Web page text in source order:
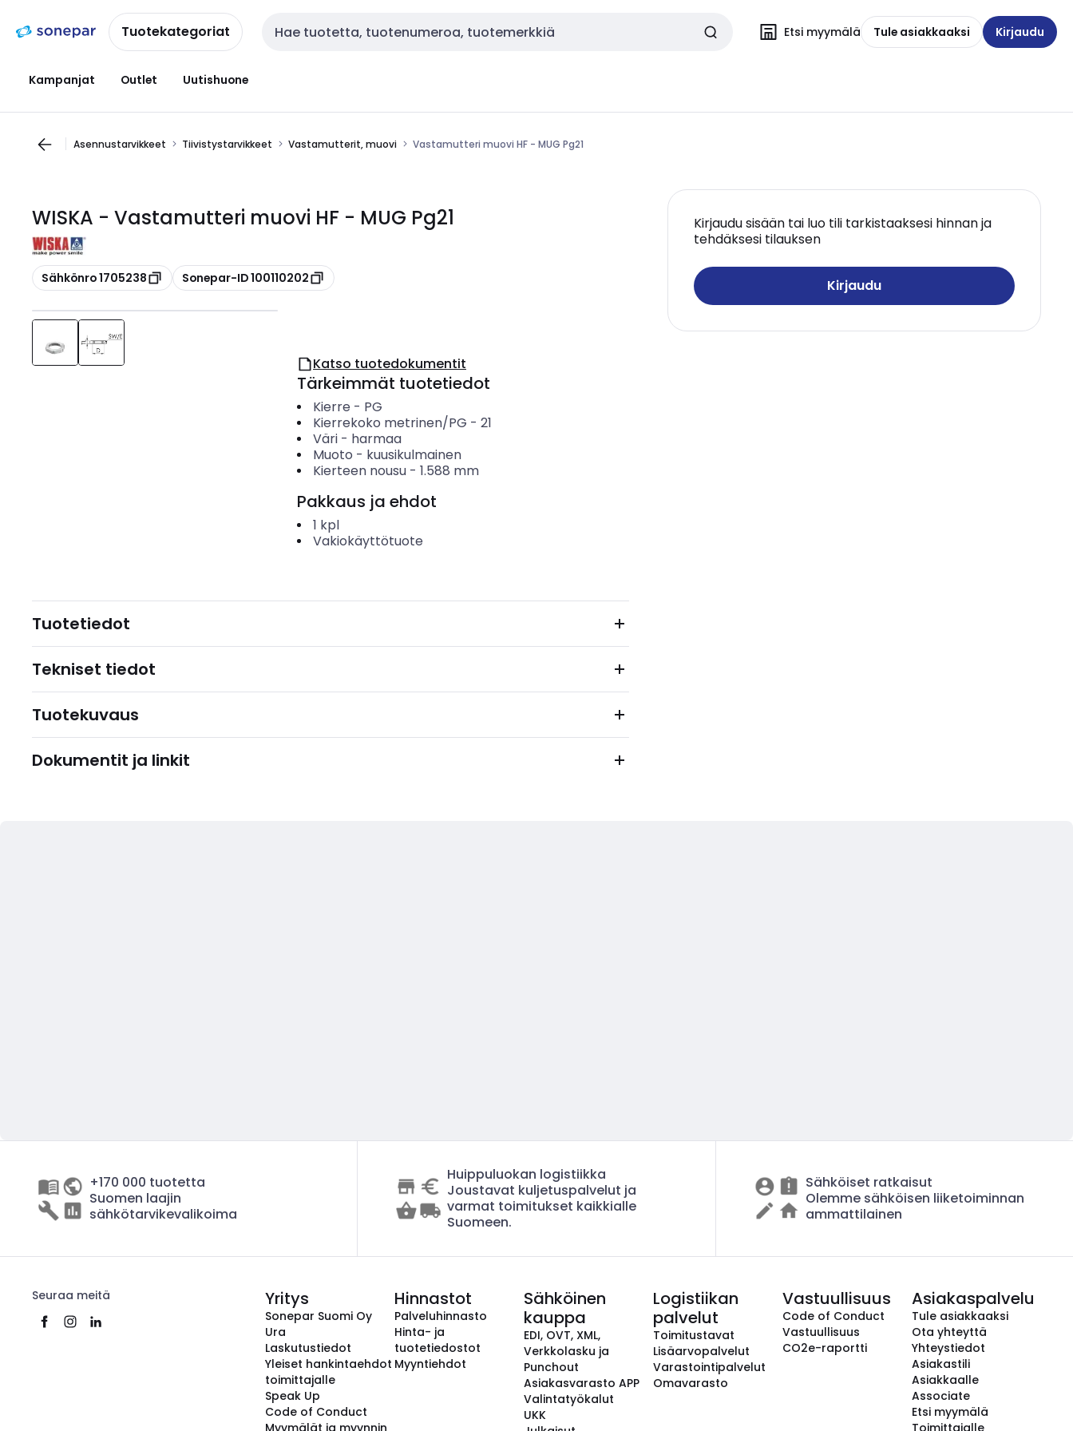
navigointiinsisältöönTuotekategoriat Haku Etsi myymälä Tule asiakkaaksi Kirjaudu
Kampanjat Outlet Uutishuone
Asennustarvikkeet Tiivistystarvikkeet Vastamutterit, muovi Vastamutteri muovi HF - MUG Pg21
WISKA - Vastamutteri muovi HF - MUG Pg21
Kopioi
Sähkönro 1705238 Kopioi
Sonepar-ID 100110202
Kirjaudu sisään tai luo tili tarkistaaksesi hinnan ja
tehdäksesi tilauksen
Kirjaudu
Katso tuotedokumentit
Tärkeimmät tuotetiedot
Kierre - PG
Kierrekoko metrinen/PG - 21
Väri- harmaa
Muoto - kuusikulmainen
Kierteen nousu- 1.588 mm
Pakkaus ja ehdot
1 kpl
Vakiokäyttötuote
Tuotetiedot
Tekniset tiedot
Tuotekuvaus
Dokumentit ja linkit
+170 000 tuotetta
Suomen laajin
sähkötarvikevalikoima
Huippuluokan logistiikka
Joustavat kuljetuspalvelut ja
varmat toimitukset kaikkialle
Suomeen.
Sähköiset ratkaisut
Olemme sähköisen liiketoiminnan
ammattilainen
Seuraa meitä Yritys
Sonepar Suomi Oy
Ura
Laskutustiedot
Yleiset hankintaehdot
toimittajalle
Speak Up
Code of Conduct
Myymälät ja myynnin
Hinnastot
Palveluhinnasto
Hinta- ja
tuotetiedostot
Myyntiehdot
Sähköinen
kauppa
EDI, OVT, XML,
Verkkolasku ja
Punchout
Asiakasvarasto APP
Valintatyökalut
UKK
Logistiikan
palvelut
Toimitustavat
Lisäarvopalvelut
Varastointipalvelut
Omavarasto
Vastuullisuus
Code of Conduct
Vastuullisuus
CO2e-raportti
Asiakaspalvelu
Tule asiakkaaksi
Ota yhteyttä
Yhteystiedot
Asiakastili
Asiakkaalle
Associate
Etsi myymälä
Toimittajalle